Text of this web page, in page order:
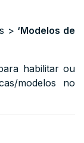
> ‘Modelos de
habilitar ou
modelos no